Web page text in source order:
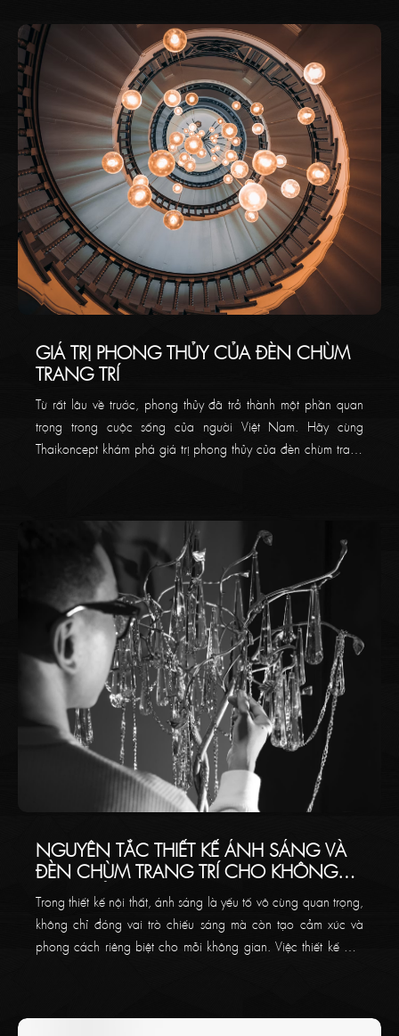
GIÁ TRỊ PHONG THỦY CỦA ĐÈN CHÙM
TRANG TRÍ
Từ rất lâu về trước, phong thủy đã trở thành một phần quan
trọng trong cuộc sống của người Việt Nam. Hãy cùng
Thaikoncept khám phá giá trị phong thủy của đèn chùm trang
NGUYÊN TẮC THIẾT KẾ ÁNH SÁNG VÀ
ĐÈN CHÙM TRANG TRÍ CHO KHÔNG
GIAN CỦA BẠN
Trong thiết kế nội thất, ánh sáng là yếu tố vô cùng quan trọng,
không chỉ đóng vai trò chiếu sáng mà còn tạo cảm xúc và
phong cách riêng biệt cho mỗi không gian. Việc thiết kế đèn